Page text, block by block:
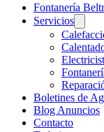
Fontanería
Servicios
Boletines de
Blog Anuncios
Contacto